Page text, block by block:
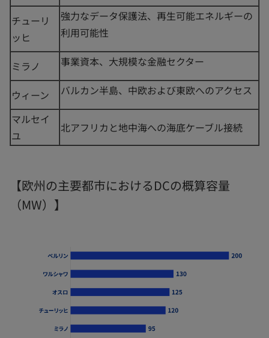
チューリ
ッヒ
強力なデータ保護法、再生可能エネルギーの
利用可能性
ミラノ 事業資本、大規模な金融セクター
ウィーン
バルカン半島、中欧および東欧へのアクセス
マルセイ
ユ
北アフリカと地中海への海底ケーブル接続
【欧州の主要都市におけるDCの概算容量
（MW）】